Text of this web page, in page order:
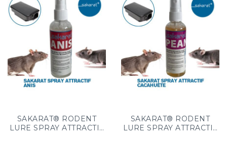
SAKARAT® RODENT
LURE SPRAY ATTRACTIF
SAKARAT® RODENT
LURE SPRAY ATTRACTIF